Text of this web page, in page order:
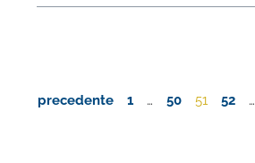
precedente 1 … 50 51 52 …